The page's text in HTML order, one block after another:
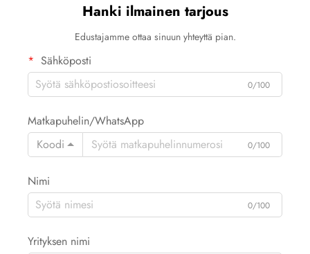
Hanki ilmainen tarjous
Edustajamme ottaa sinuun yhteyttä pian.
Sähköposti
0/100
Matkapuhelin/WhatsApp
Koodi
0/100
Nimi
0/100
Yrityksen nimi